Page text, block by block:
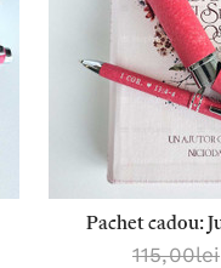
Pachet cadou:
este adăpostul
115,00lei